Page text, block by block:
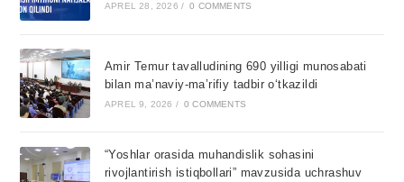
APREL 28, 2026 / 0 COMMENTS
Amir Temur tavalludining 690 yilligi munosabati
bilan ma’naviy-ma’rifiy tadbir o‘tkazildi
APREL 9, 2026 / 0 COMMENTS
“Yoshlar orasida muhandislik sohasini
rivojlantirish istiqbollari” mavzusida uchrashuv